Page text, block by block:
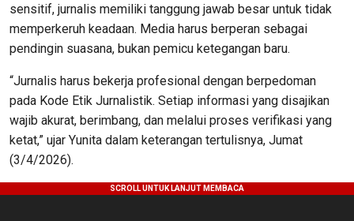
sensitif, jurnalis memiliki tanggung jawab besar untuk tidak
memperkeruh keadaan. Media harus berperan sebagai
pendingin suasana, bukan pemicu ketegangan baru.
“Jurnalis harus bekerja profesional dengan berpedoman
pada Kode Etik Jurnalistik. Setiap informasi yang disajikan
wajib akurat, berimbang, dan melalui proses verifikasi yang
ketat,” ujar Yunita dalam keterangan tertulisnya, Jumat
(3/4/2026).